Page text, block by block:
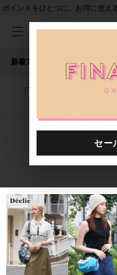
ポイントをひとつに。お得に使え
新着アイテム 人気ワード
「